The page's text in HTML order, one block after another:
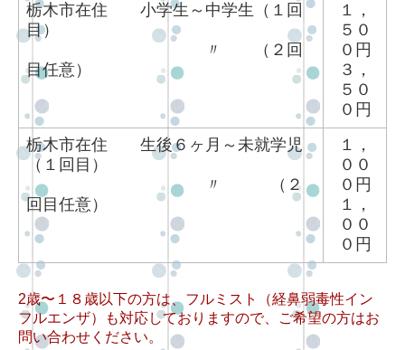
栃木市在住 小学生～中学生（１回
目）
〃 （２ 回
目任意）
１，
５０
０円
３，
５０
０円
栃木市在住 生後６ヶ月～未就学児
（１回目）
〃 （２
回目任意）
１，
００
０円
１，
００
０円
2歳〜１８歳以下の方は、フルミスト（経鼻弱毒性イン
フルエンザ）も対応しておりますので、ご希望の方はお
問い合わせください。